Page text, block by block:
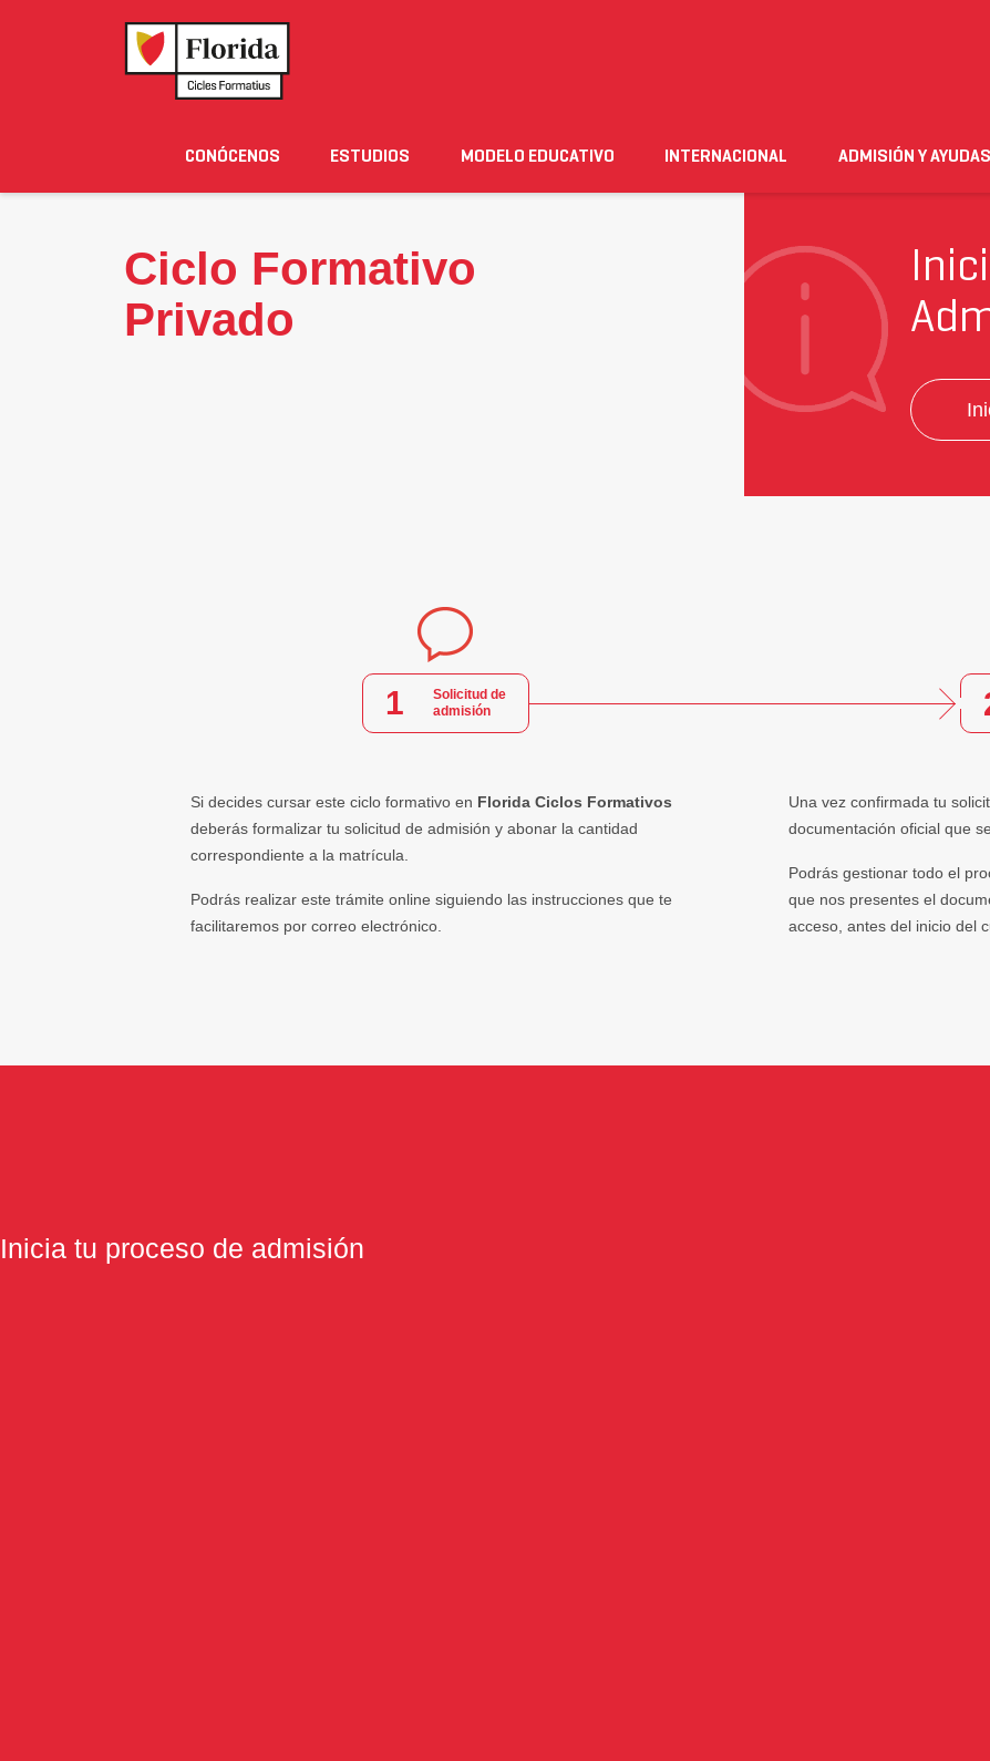
Noticias Eventos Blog Solicita Información Empleo Estudiante Futuro alumnado Necesito
CONÓCENOS ESTUDIOS MODELO EDUCATIVO INTERNACIONAL ADMISIÓN Y AYUDAS
CICLO FORMATIVO
CONCERTADO
Ciclo Formativo
Privado
1
Solicitud de
admisión
Si decides cursar este ciclo formativo en Florida Ciclos Formativos
deberás formalizar tu solicitud de admisión y abonar la cantidad
correspondiente a la matrícula.
Podrás realizar este trámite online siguiendo las instrucciones que te
facilitaremos por correo electrónico.
Una vez confirmada tu
documentación oficial que
Podrás gestionar todo el
que nos presentes el
acceso, antes del inicio del
Inicia tu proceso de admisión